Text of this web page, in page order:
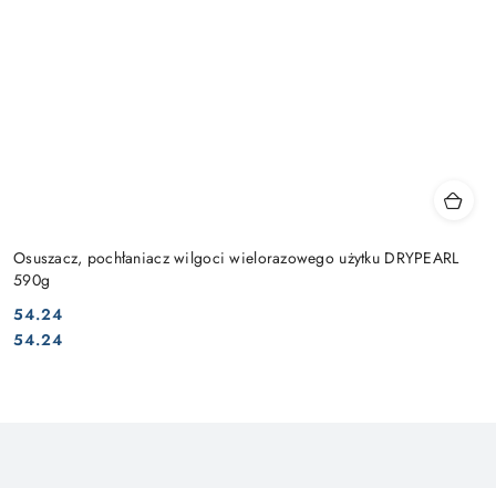
Osuszacz, pochłaniacz wilgoci wielorazowego użytku DRYPEARL
590g
Cena:
54.24
Cena:
54.24